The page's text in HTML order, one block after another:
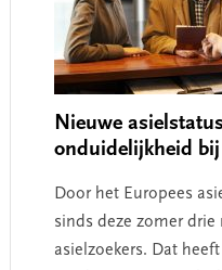
Nieuwe
onduidelijkheid
Door het Europees
sinds deze zomer
asielzoekers. Dat